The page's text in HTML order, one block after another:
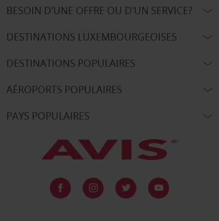
BESOIN D'UNE OFFRE OU D'UN SERVICE?
DESTINATIONS LUXEMBOURGEOISES
DESTINATIONS POPULAIRES
AÉROPORTS POPULAIRES
PAYS POPULAIRES